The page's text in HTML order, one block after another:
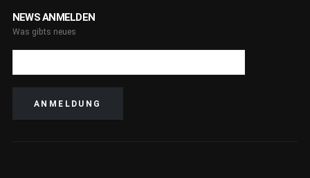
NEWS ANMELDEN
Was gibts neues